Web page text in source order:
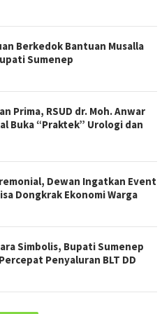
Berkedok Bantuan Musalla
Sumenep
Prima, RSUD dr. Moh. Anwar
Buka “Praktek” Urologi dan
Dewan Ingatkan Event
Dongkrak Ekonomi Warga
Simbolis, Bupati Sumenep
Penyaluran BLT DD